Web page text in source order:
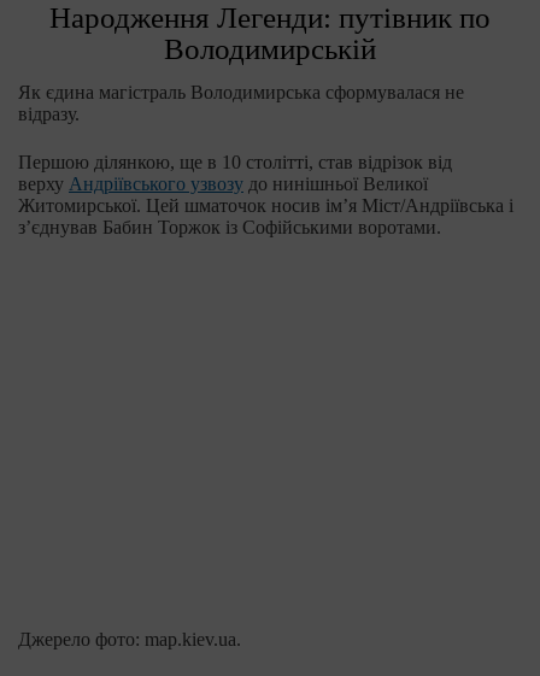
Народження Легенди: путівник по
Володимирській
Як єдина магістраль Володимирська сформувалася не
відразу.
Першою ділянкою, ще в 10 столітті, став відрізок від
верху Андріївського узвозу до нинішньої Великої
Житомирської. Цей шматочок носив ім’я Міст/Андріївська і
з’єднував Бабин Торжок із Софійськими воротами.
Джерело фото: map.kiev.ua.